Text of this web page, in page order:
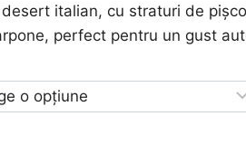
prețuri:
până
la
italian, cu straturi de
perfect pentru un gust